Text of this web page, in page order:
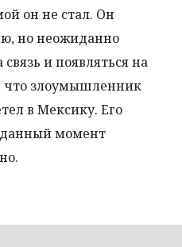
он не стал. Он
но неожиданно
и появляться на
что злоумышленник
в Мексику. Его
момент